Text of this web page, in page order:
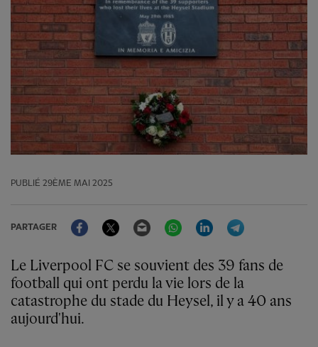
PUBLIÉ 29ÈME MAI 2025
PARTAGER
FacebookTwitter Email WhatsAppLinkedIn
Le Liverpool FC se souvient des 39 fans de
football qui ont perdu la vie lors de la
catastrophe du stade du Heysel, il y a 40 ans
aujourd'hui.